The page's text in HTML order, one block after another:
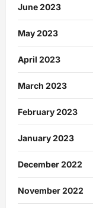
June 2023
May 2023
April 2023
March 2023
February 2023
January 2023
December 2022
November 2022